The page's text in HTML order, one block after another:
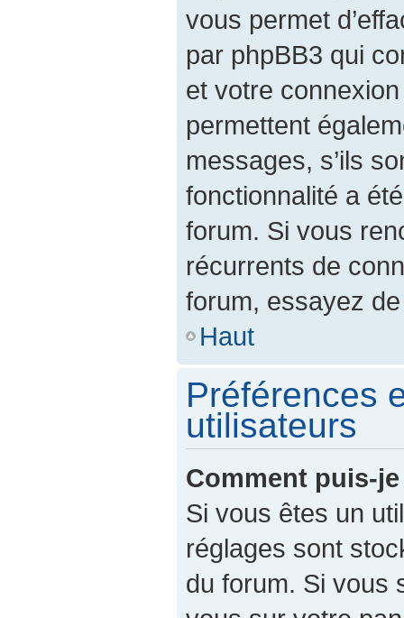
vous permet
par phpBB3 qui
et votre
permettent
messages, s’ils
fonctionnalité a
forum. Si vous
récurrents de
forum, essayez
Haut
Préférences
utilisateurs
Comment puis-
Si vous êtes un
réglages sont
du forum. Si vous